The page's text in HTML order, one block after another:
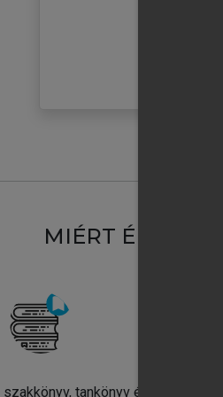
MIÉRT
szakkönyv, tankönyv és